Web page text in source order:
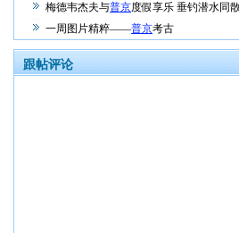
梅德韦杰夫与普京度假享乐 垂钓潜水同
一周图片精粹——普京考古
跟帖评论